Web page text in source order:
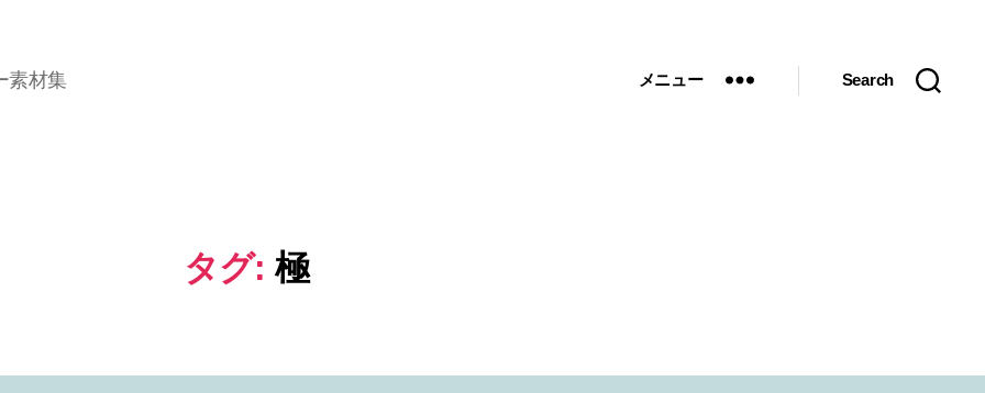
素材集 メニュー Search
タグ: 極